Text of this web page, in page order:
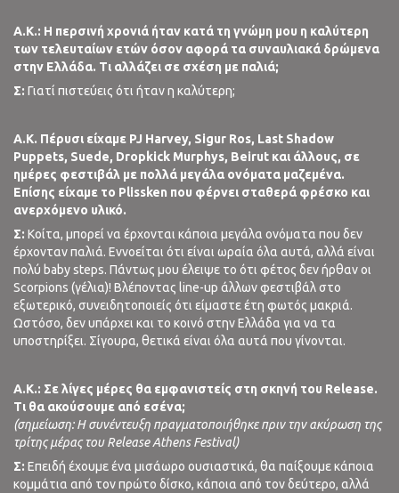
A.K.: Η περσινή χρονιά ήταν κατά τη γνώμη μου η καλύτερη
των τελευταίων ετών όσον αφορά τα συναυλιακά δρώμενα
στην Ελλάδα. Τι αλλάζει σε σχέση με παλιά;
Σ: Γιατί πιστεύεις ότι ήταν η καλύτερη;
Α.Κ. Πέρυσι είχαμε PJ Harvey, Sigur Ros, Last Shadow
Puppets, Suede, Dropkick Murphys, Beirut και άλλους, σε
ημέρες φεστιβάλ με πολλά μεγάλα ονόματα μαζεμένα.
Επίσης είχαμε το Plissken που φέρνει σταθερά φρέσκο και
ανερχόμενο υλικό.
Σ: Κοίτα, μπορεί να έρχονται κάποια μεγάλα ονόματα που δεν
έρχονταν παλιά. Εννοείται ότι είναι ωραία όλα αυτά, αλλά είναι
πολύ baby steps. Πάντως μου έλειψε το ότι φέτος δεν ήρθαν οι
Scorpions (γέλια)! Βλέποντας line-up άλλων φεστιβάλ στο
εξωτερικό, συνειδητοποιείς ότι είμαστε έτη φωτός μακριά.
Ωστόσο, δεν υπάρχει και το κοινό στην Ελλάδα για να τα
υποστηρίξει. Σίγουρα, θετικά είναι όλα αυτά που γίνονται.
A.K.: Σε λίγες μέρες θα εμφανιστείς στη σκηνή του Release.
Τι θα ακούσουμε από εσένα;
(σημείωση: Η συνέντευξη πραγματοποιήθηκε πριν την ακύρωση της
τρίτης μέρας του Release Athens Festival)
Σ: Επειδή έχουμε ένα μισάωρο ουσιαστικά, θα παίξουμε κάποια
κομμάτια από τον πρώτο δίσκο, κάποια από τον δεύτερο, αλλά